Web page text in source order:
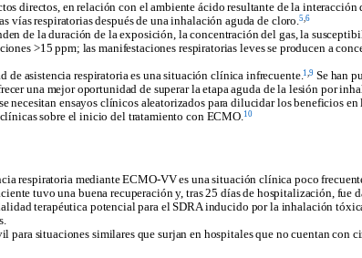
directos, en relación con el ambiente ácido resultante de la
vías respiratorias después de una inhalación aguda de cloro.5,6
de la duración de la exposición, la concentración del gas, la
>15 ppm; las manifestaciones respiratorias leves se producen a
de asistencia respiratoria es una situación clínica infrecuente.1,9 Se han
una mejor oportunidad de superar la etapa aguda de la lesión por
necesitan ensayos clínicos aleatorizados para dilucidar los beneficios
sobre el inicio del tratamiento con ECMO.10
respiratoria mediante ECMO-VV es una situación clínica poco
tuvo una buena recuperación y, tras 25 días de hospitalización, fue
terapéutica potencial para el SDRA inducido por la inhalación
situaciones similares que surjan en hospitales que no cuentan con